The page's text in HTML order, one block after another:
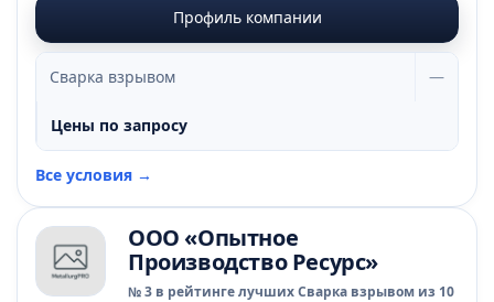
Профиль компании
Сварка взрывом —
Цены по запросу
Все условия →
ООО «Опытное
Производство Ресурс»
№ 3 в рейтинге лучших Сварка взрывом из 10